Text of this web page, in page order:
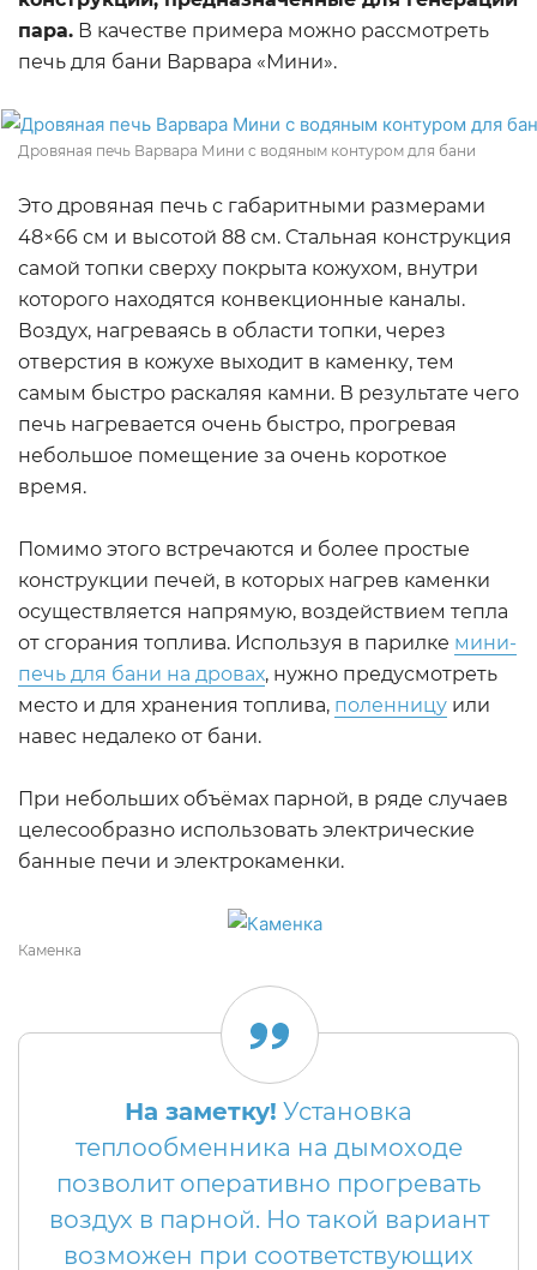
пара. В качестве примера можно рассмотреть
печь для бани Варвара «Мини».
Дровяная печь Варвара Мини с водяным контуром для бани
Это дровяная печь с габаритными размерами
48×66 см и высотой 88 см. Стальная конструкция
самой топки сверху покрыта кожухом, внутри
которого находятся конвекционные каналы.
Воздух, нагреваясь в области топки, через
отверстия в кожухе выходит в каменку, тем
самым быстро раскаляя камни. В результате чего
печь нагревается очень быстро, прогревая
небольшое помещение за очень короткое
время.
Помимо этого встречаются и более простые
конструкции печей, в которых нагрев каменки
осуществляется напрямую, воздействием тепла
от сгорания топлива. Используя в парилке мини-
печь для бани на дровах, нужно предусмотреть
место и для хранения топлива, поленницу или
навес недалеко от бани.
При небольших объёмах парной, в ряде случаев
целесообразно использовать электрические
банные печи и электрокаменки.
Каменка
На заметку! Установка
теплообменника на дымоходе
позволит оперативно прогревать
воздух в парной. Но такой вариант
возможен при соответствующих